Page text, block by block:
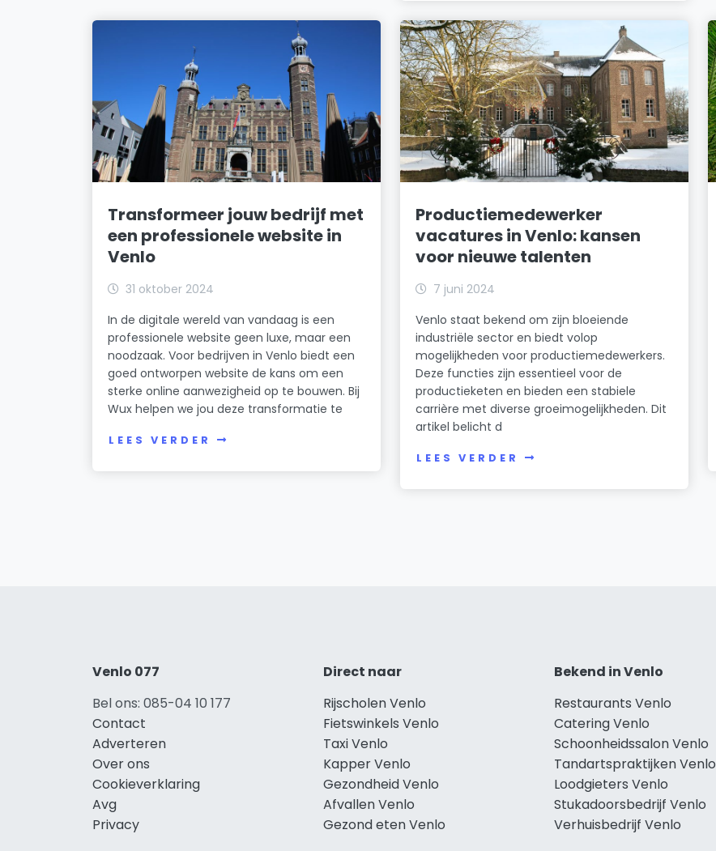
Transformeer jouw bedrijf met
een professionele website in
Venlo
31 oktober 2024
In de digitale wereld van vandaag is een
professionele website geen luxe, maar een
noodzaak. Voor bedrijven in Venlo biedt een
goed ontworpen website de kans om een
sterke online aanwezigheid op te bouwen. Bij
Wux helpen we jou deze transformatie te
LEES VERDER
Productiemedewerker
vacatures in Venlo: kansen
voor nieuwe talenten
7 juni 2024
Venlo staat bekend om zijn bloeiende
industriële sector en biedt volop
mogelijkheden voor productiemedewerkers.
Deze functies zijn essentieel voor de
productieketen en bieden een stabiele
carrière met diverse groeimogelijkheden. Dit
artikel belicht d
LEES VERDER
Venlo 077
Bel ons: 085-04 10 177
Contact
Adverteren
Over ons
Cookieverklaring
Avg
Privacy
Direct naar
Rijscholen Venlo
Fietswinkels Venlo
Taxi Venlo
Kapper Venlo
Gezondheid Venlo
Afvallen Venlo
Gezond eten Venlo
Bekend in Venlo
Restaurants Venlo
Catering Venlo
Schoonheidssalon Venlo
Tandartspraktijken Venlo
Loodgieters Venlo
Stukadoorsbedrijf Venlo
Verhuisbedrijf Venlo